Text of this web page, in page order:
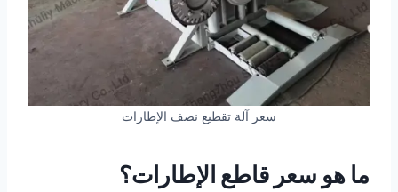
سعر آلة تقطيع نصف الإطارات
ما هو سعر قاطع الإطارات؟